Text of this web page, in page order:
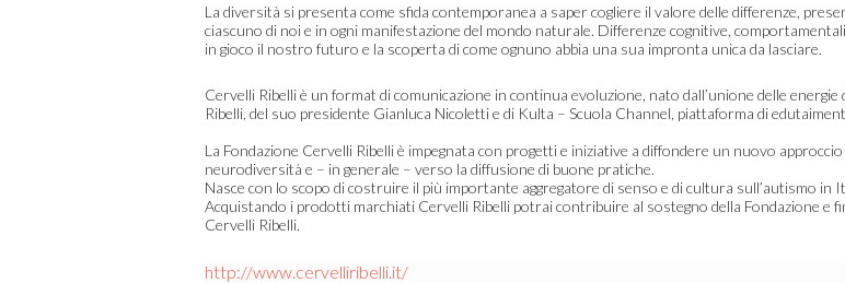
La diversità si presenta come sfida contemporanea a saper cogliere il valore delle differenze,
ciascuno di noi e in ogni manifestazione del mondo naturale. Differenze cognitive,
in gioco il nostro futuro e la scoperta di come ognuno abbia una sua impronta unica da lasciare.
Cervelli Ribelli è un format di comunicazione in continua evoluzione, nato dall’unione delle energie
Ribelli, del suo presidente Gianluca Nicoletti e di Kulta – Scuola Channel, piattaforma di
La Fondazione Cervelli Ribelli è impegnata con progetti e iniziative a diffondere un nuovo
neurodiversità e – in generale – verso la diffusione di buone pratiche.
Nasce con lo scopo di costruire il più importante aggregatore di senso e di cultura sull’autismo in
Acquistando i prodotti marchiati Cervelli Ribelli potrai contribuire al sostegno della Fondazione e
Cervelli Ribelli.
http://www.cervelliribelli.it/